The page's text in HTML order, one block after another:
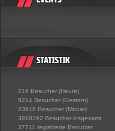
216 Besucher (Heute)
5214 Besucher (Gestern)
23918 Besucher (Monat)
3918392 Besucher insgesamt
37711 registrierte Benutzer